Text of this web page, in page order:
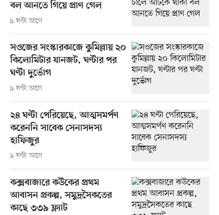
বল আনতে গিয়ে প্রাণ গেল
৯ ঘণ্টা আগে
সওজের সংস্কারকাজে কুমিল্লায় ২০
কিলোমিটার যানজট, ঘণ্টার পর
ঘণ্টা দুর্ভোগ
৯ ঘণ্টা আগে
২৪ ঘণ্টা পেরিয়েছে, আত্মসমর্পণ
করেননি সাবেক সেনাসদস্য
হাফিজুর
৯ ঘণ্টা আগে
কক্সবাজারে কউকের প্রথম
আবাসন প্রকল্প, সমুদ্রসৈকতের
কাছে ৩৩৯ ফ্ল্যাট